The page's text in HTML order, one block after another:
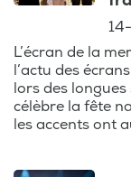
L’écran de la
l’actu des
lors des longues
célèbre la fête
les accents ont